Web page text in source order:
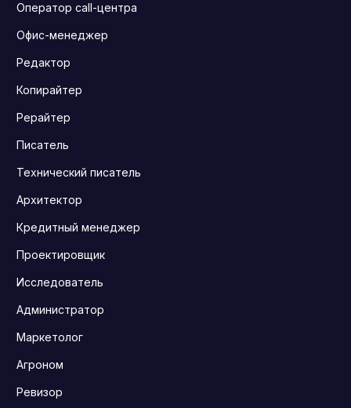
Оператор call-центра
Офис-менеджер
Редактор
Копирайтер
Рерайтер
Писатель
Технический писатель
Архитектор
Кредитный менеджер
Проектировщик
Исследователь
Администратор
Маркетолог
Агроном
Ревизор